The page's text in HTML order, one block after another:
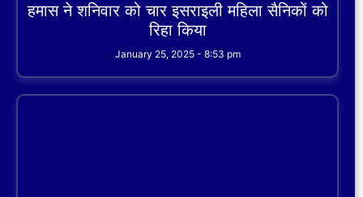
हमास ने शनिवार को चार इसराइली महिला सैनिकों को
रिहा किया
January 25, 2025 8:53 pm